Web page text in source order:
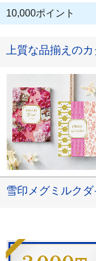
10,000ポイント
上質な品揃えのカ
雪印メグミルク